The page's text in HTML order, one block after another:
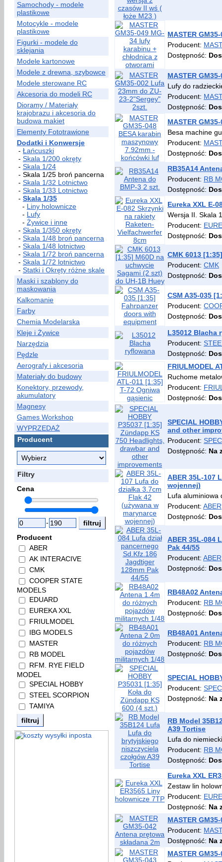
Samochody - modele
plastikowe
Motocykle - modele
plastikowe
Figurki - modele do
sklejania
Modele kartonowe
Modele z drewna, szybowce
Modele sterowane RC
Akcesoria do modeli RC
Dioramy / Materiały
krajobrazu i akcesoria do
budowa makiet
Elementy Fototrawione
Dodatki i Konwersje
- Łańcuszki
- Skala 1/200 okręty
- Skala 1/24
- Skala 1/25 broń pancerna
- Skala 1/32 Lotnictwo
- Skala 1/33 Lotnictwo
- Skala 1/35
- Liny holownicze
- Lufy
- Żywice i inne
- Skala 1/350 okręty
- Skala 1/48 broń pancerna
- Skala 1/48 lotnictwo
- Skala 1/72 broń pancerna
- Skala 1/72 lotnictwo
- Statki i Okręty różne skale
Maski i szablony do
maskowania
Kalkomanie
Farby
Chemia Modelarska
Kleje i Żywice
Narzędzia
Pędzle
Aerografy i akcesoria
Materiały do budowy
Konektory, przewody,
akumulatory
Magnesy
Games Workshop
WYPRZEDAŻ
Producent
Filtry
Cena
-
Producent
ABER
AK INTERACIVE
CMK
COOPER STATE
MODELS
EDUARD
EUREKA XXL
FRIULMODEL
IBG MODELS
MASTER
RB MODEL
RFM. RYE FIELD
MODEL
SPECIAL HOBBY
STEEL SCORPION
TAMIYA
MASTER
Producent:
Dostępność:
MASTER
Lufy do
Producent:
Dostępność:
MASTER
Besa machine
Producent:
Dostępność:
RB35A14
Producent: RB
Dostępność:
Eureka XXL E-
Wersja II. Skala
Producent:
Dostępność:
CMK 6013
Producent: CMK
Dostępność:
CSM A35-035
Producent:
Dostępność:
L35012 Blacha
Producent:
Dostępność:
FRIULMODEL
Ruchome
Producent:
Dostępność:
SPECIAL
and other
Producent:
Dostępność: Na
ABER 35L-107
wojennej)
Lufa aluminiowa
Producent: ABER
Dostępność:
ABER 35L-084
Pak 44/55
Producent: ABER
Dostępność:
RB48A02
Producent: RB
Dostępność:
RB48A01
Producent: RB
Dostępność:
SPECIAL
Producent:
Dostępność: Na
RB Model
A39 Tortise
Lufa do
Producent: RB
Dostępność:
Eureka XXL
Zestaw lin
Producent:
Dostępność: Na
MASTER
Producent:
Dostępność: Na
MASTER